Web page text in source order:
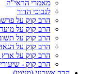
מאמרי הראי"ה
לנבוכי הדור
הרב קוק על
הרב קוק על
הרב קוק על
הרב קוק על
הרב קוק על
הרב קוק -